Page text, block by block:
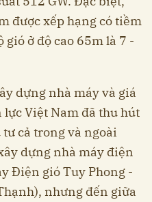
được xếp hạng có tiềm
ở độ cao 65m là 7 -
dựng nhà máy và giá
Việt Nam đã thu hút
cả trong và ngoài
dựng nhà máy điện
Điện gió Tuy Phong -
nhưng đến giữa